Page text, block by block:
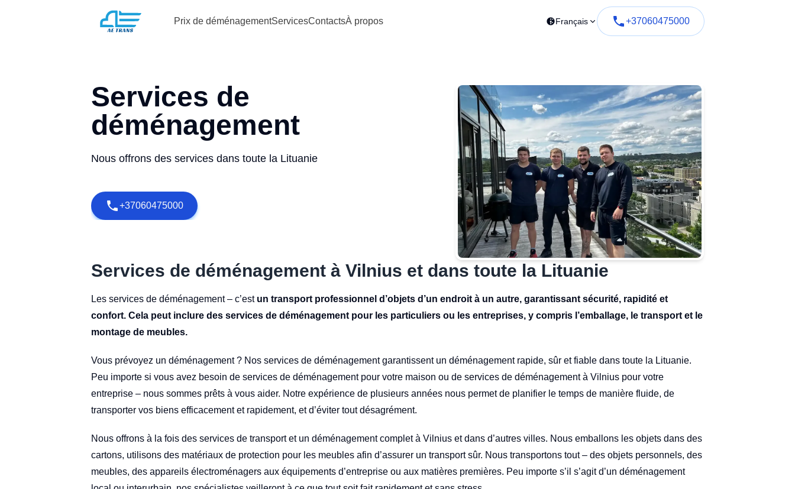
Prix de déménagementServicesContactsÀ propos Français +37060475000
Services de
déménagement
Nous offrons des services dans toute la Lituanie
+37060475000
Services de déménagement à Vilnius et dans toute la Lituanie
Les services de déménagement – c’est un transport professionnel d’objets d’un endroit à un autre, garantissant sécurité, rapidité et
confort. Cela peut inclure des services de déménagement pour les particuliers ou les entreprises, y compris l’emballage, le transport et le
montage de meubles.
Vous prévoyez un déménagement ? Nos services de déménagement garantissent un déménagement rapide, sûr et fiable dans toute la Lituanie.
Peu importe si vous avez besoin de services de déménagement pour votre maison ou de services de déménagement à Vilnius pour votre
entreprise – nous sommes prêts à vous aider. Notre expérience de plusieurs années nous permet de planifier le temps de manière fluide, de
transporter vos biens efficacement et rapidement, et d’éviter tout désagrément.
Nous offrons à la fois des services de transport et un déménagement complet à Vilnius et dans d’autres villes. Nous emballons les objets dans des
cartons, utilisons des matériaux de protection pour les meubles afin d’assurer un transport sûr. Nous transportons tout – des objets personnels, des
meubles, des appareils électroménagers aux équipements d’entreprise ou aux matières premières. Peu importe s’il s’agit d’un déménagement